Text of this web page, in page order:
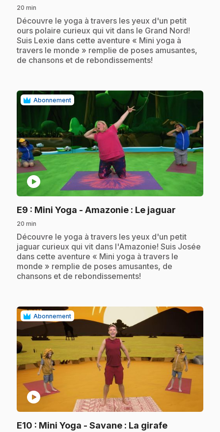
20 min
.Découvre le yoga à travers les yeux d'un petit
ours polaire curieux qui vit dans le Grand Nord!
Suis Lexie dans cette aventure « Mini yoga à
travers le monde » remplie de poses amusantes,
de chansons et de rebondissements!
Abonnement
play_circle
E9 : Mini Yoga - Amazonie : Le jaguar
20 min
.Découvre le yoga à travers les yeux d'un petit
jaguar curieux qui vit dans l'Amazonie! Suis Josée
dans cette aventure « Mini yoga à travers le
monde » remplie de poses amusantes, de
chansons et de rebondissements!
Abonnement
play_circle
E10 : Mini Yoga - Savane : La girafe.